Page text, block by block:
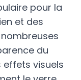
pour la
et des
du
visuels